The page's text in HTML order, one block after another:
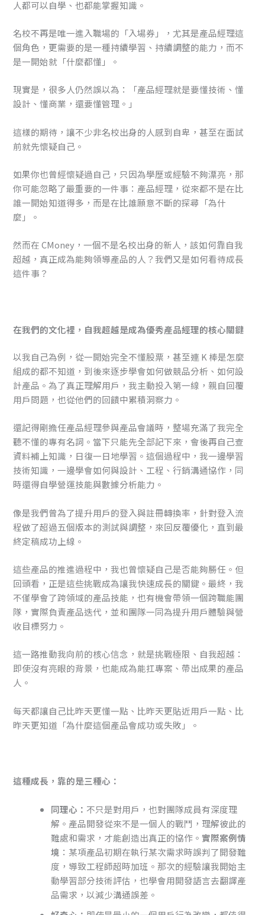
人都可以自學、也都能掌握知識。
名校不再是唯一進入職場的「入場券」，尤其是產品經理這
個角色，更需要的是一種持續學習、持續調整的能力，而不
是一開始就「什麼都懂」。
現實是，很多人仍然誤以為：「產品經理就是要懂技術、懂
設計、懂商業，還要懂管理。」
這樣的期待，讓不少非名校出身的人感到自卑，甚至在面試
前就先懷疑自己。
如果你也曾經懷疑過自己，只因為學歷或經驗不夠漂亮，那
你可能忽略了最重要的一件事：產品經理，從來都不是在比
誰一開始知道得多，而是在比誰願意不斷的探尋「為什
麼」。
然而在 CMoney，一個不是名校出身的新人，該如何靠自我
超越，真正成為能夠領導產品的人？我們又是如何看待成長
這件事？
在我們的文化裡，自我超越是成為優秀產品經理的核心關鍵
以我自己為例， 從一開始完全不懂股票，甚至連 K 棒是怎麼
組成的都不知道，到後來逐步學會如何做競品分析、如何設
計產品。為了真正理解用戶，我主動投入第一線，親自回覆
用戶問題，也從他們的回饋中累積洞察力。
還記得剛擔任產品經理參與產品會議時，整場充滿了我完全
聽不懂的專有名詞。當下只能先全部記下來，會後再自己查
資料補上知識，日復一日地學習。這個過程中，我一邊學習
技術知識，一邊學會如何與設計、工程、行銷溝通協作，同
時還得自學營運技能與數據分析能力。
像是我們曾為了提升用戶的登入與註冊轉換率，針對登入流
程做了超過五個版本的測試與調整，來回反覆優化，直到最
終定稿成功上線。
這些產品的推進過程中，我也曾懷疑自己是否能夠勝任。但
回頭看，正是這些挑戰成為讓我快速成長的關鍵。最終，我
不僅學會了跨領域的產品技能，也有機會帶領一個跨職能團
隊，實際負責產品迭代，並和團隊一同為提升用戶體驗與營
收目標努力。
這一路推動我向前的核心信念，就是挑戰極限、自我超越：
即使沒有亮眼的背景，也能成為能扛專案、帶出成果的產品
人。
每天都讓自己比昨天更懂一點、比昨天更貼近用戶一點、比
昨天更知道「為什麼這個產品會成功或失敗」。
這種成長，靠的是三種心：
同理心： 不只是對用戶，也對團隊成員有深度理
解。產品開發從來不是一個人的戰鬥，理解彼此的
難處和需求，才能創造出真正的協作。實際案例情
境 ：某項產品初期在執行某次需求時誤判了開發難
度，導致工程師超時加班。那次的經驗讓我開始主
動學習部分技術評估，也學會用開發語言去翻譯產
品需求，以減少溝通誤差。